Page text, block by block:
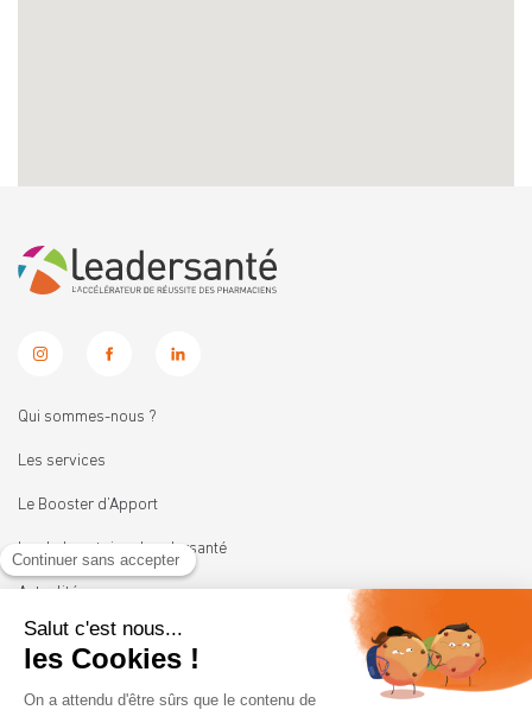
Qui sommes-nous ?
Les services
Le Booster d’Apport
Les Laboratoires Leadersanté
Actualités
Nous rejoindre